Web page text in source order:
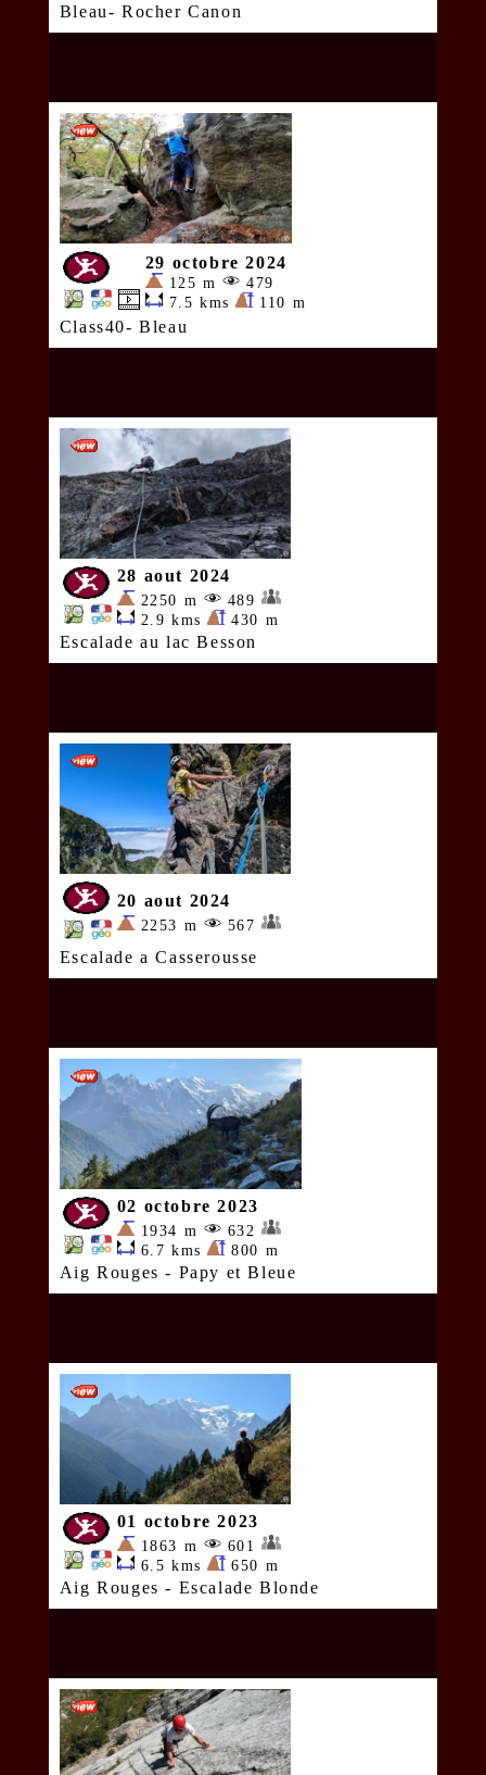
Bleau- Rocher Canon
29 octobre 2024
125 m
479
7.5 kms
110 m
Class40- Bleau
28 aout 2024
2250 m
489
2.9 kms
430 m
Escalade au lac Besson
20 aout 2024
2253 m 567
Escalade a Casserousse
02 octobre 2023
1934 m
632
6.7 kms
800 m
Aig Rouges - Papy et Bleue
01 octobre 2023
1863 m
601
6.5 kms
650 m
Aig Rouges - Escalade Blonde